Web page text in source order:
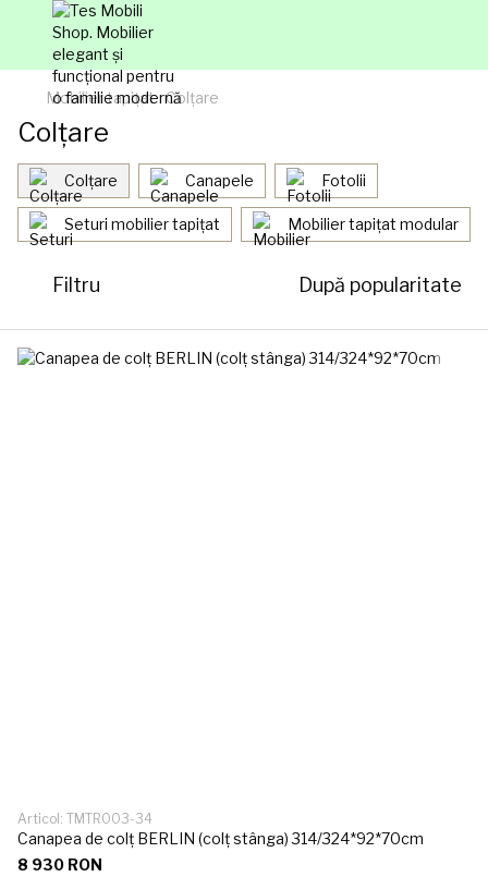
Mobilier tapițat Colțare
Colțare
Colțare Canapele Fotolii
Seturi mobilier tapițat Mobilier tapițat modular
Filtru După popularitate
Articol: TMTR003-34
Canapea de colț BERLIN (colț stânga) 314/324*92*70cm
8 930 RON